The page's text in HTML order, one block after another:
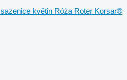
sazenice květin Róża Roter Korsar®